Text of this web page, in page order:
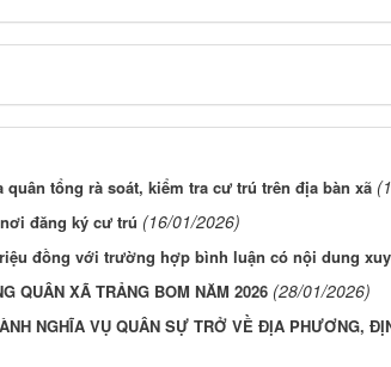
quân tổng rà soát, kiểm tra cư trú trên địa bàn xã
đăng ký cư trú (16/01/2026)
đồng với trường hợp bình luận có nội dung
QUÂN XÃ TRẢNG BOM NĂM 2026 (28/01/2026)
NGHĨA VỤ QUÂN SỰ TRỞ VỀ ĐỊA PHƯƠNG,